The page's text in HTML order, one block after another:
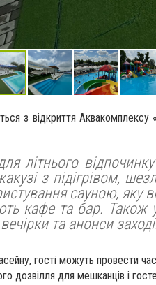
з відкриття
літнього
з підігрівом,
сауною,
кафе та бар. Також
вечірки та анонси
гості можуть провести
дозвілля для мешканців і